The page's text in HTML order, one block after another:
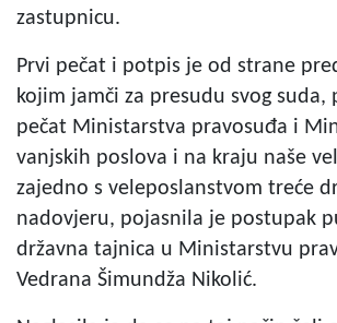
zastupnicu.
Prvi pečat i potpis je od strane
kojim jamči za presudu svog
pečat Ministarstva pravosuđa i
vanjskih poslova i na kraju naše
zajedno s veleposlanstvom treće
nadovjeru, pojasnila je postupak
državna tajnica u Ministarstvu
Vedrana Šimundža Nikolić.